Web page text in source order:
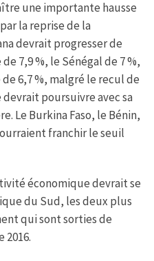
une importante hausse
la reprise de la
devrait progresser de
7,9 %, le Sénégal de 7 %,
6,7 %, malgré le recul de
devrait poursuivre avec sa
Le Burkina Faso, le Bénin,
franchir le seuil
économique devrait se
du Sud, les deux plus
qui sont sorties de
2016.